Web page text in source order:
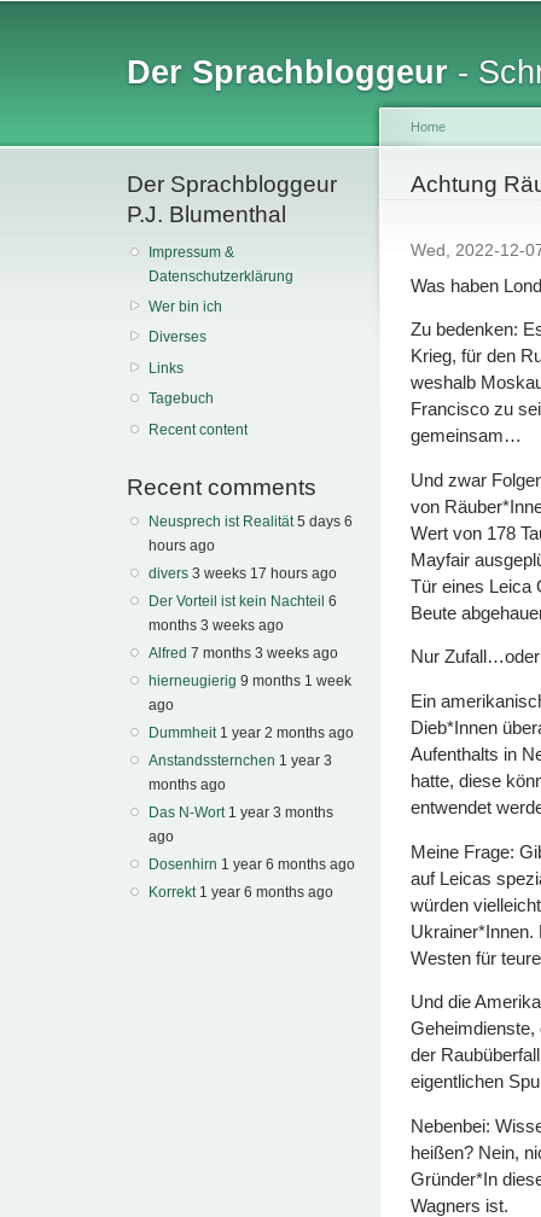
Der Sprachbloggeur -
Der Sprachbloggeur
P.J. Blumenthal
Impressum &
Datenschutzerklärung
Wer bin ich
Diverses
Links
Tagebuch
Recent content
Recent comments
Neusprech ist Realität 5 days 6
hours ago
divers 3 weeks 17 hours ago
Der Vorteil ist kein Nachteil 6
months 3 weeks ago
Alfred 7 months 3 weeks ago
hierneugierig 9 months 1 week
ago
Dummheit 1 year 2 months ago
Anstandssternchen 1 year 3
months ago
Das N-Wort 1 year 3 months
ago
Dosenhirn 1 year 6 months ago
Korrekt 1 year 6 months ago
You are
Home
Achtung
Wed, 2022-12-
Was haben
Zu bedenken:
Krieg, für den
weshalb
Francisco zu
gemeinsam…
Und zwar
von
Wert von 178
Mayfair
Tür eines Leica
Beute
Nur
Ein
Dieb*Innen
Aufenthalts in
hatte, diese
entwendet
Meine Frage:
auf Leicas
würden
Ukrainer*Innen.
Westen für
Und die
Geheimdienste,
der
eigentlichen
Nebenbei:
heißen? Nein,
Gründer*In
Wagners ist.